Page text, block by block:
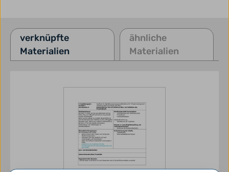
verknüpfte
Materialien
ähnliche
Materialien